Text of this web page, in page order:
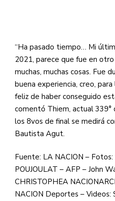
“Ha pasado tiempo… Mi
2021, parece que fue en
muchas, muchas cosas. Fue
buena experiencia, creo,
feliz de haber conseguido
comentó Thiem, actual 339°
los 8vos de final se medirá
Bautista Agut.
Fuente: LA NACION –
POUJOULAT – AFP – John
CHRISTOPHEA
NACION Deportes – Videos: